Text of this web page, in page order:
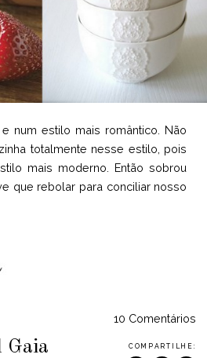
num estilo mais romântico. Não
totalmente nesse estilo, pois
mais moderno. Então sobrou
que rebolar para conciliar nosso
Gaia
10 Comentários
COMPARTILHE: